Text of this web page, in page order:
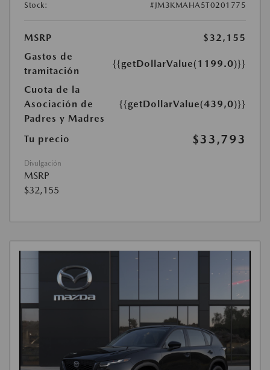
Stock: #JM3KMAHA5T0201775
MSRP
$32,155
Gastos de
tramitación
{{getDollarValue(1199.0)}}
Cuota de la
Asociación de
Padres y Madres
{{getDollarValue(439,0)}}
Tu precio $33,793
Divulgación
MSRP
$32,155